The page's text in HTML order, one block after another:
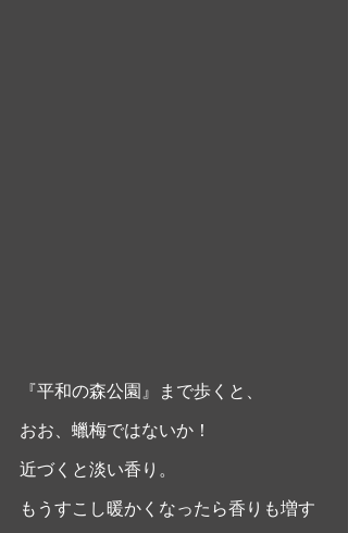
『平和の森公園』まで歩くと、
おお、蠟梅ではないか！
近づくと淡い香り。
もうすこし暖かくなったら香りも増す